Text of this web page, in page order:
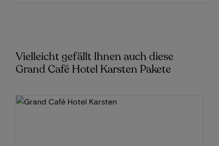
Vielleicht gefällt Ihnen auch diese
Grand Café Hotel Karsten Pakete